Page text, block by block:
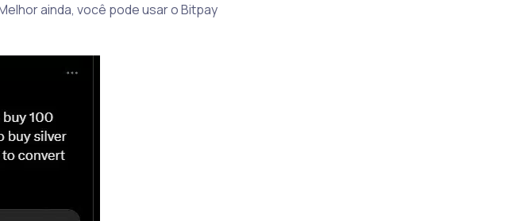
ainda, você pode usar o Bitpay